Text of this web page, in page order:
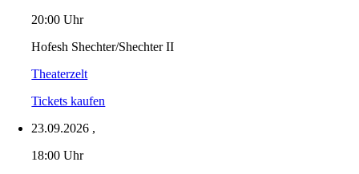
20:00 Uhr
Hofesh Shechter/Shechter II
Theaterzelt
Tickets kaufen
23.09.2026 ,
18:00 Uhr